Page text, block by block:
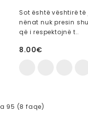
Sot është vështirë
nënat nuk presin
që i respektojnë t..
8.00€
95 (8 faqe)